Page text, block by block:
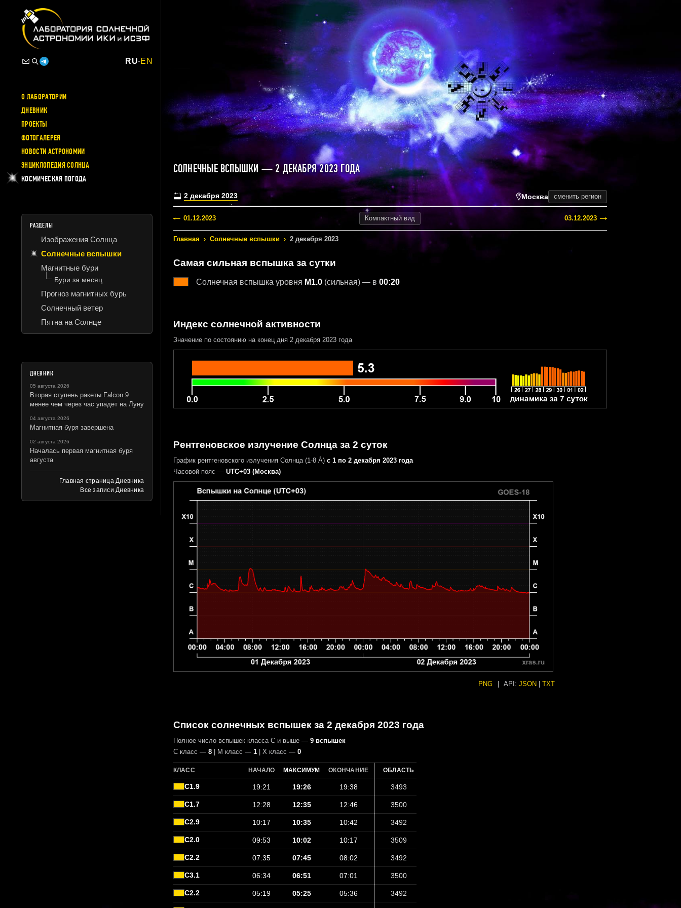
RU-EN
О ЛАБОРАТОРИИ
ДНЕВНИК
ПРОЕКТЫ
ФОТОГАЛЕРЕЯ
НОВОСТИ АСТРОНОМИИ
ЭНЦИКЛОПЕДИЯ СОЛНЦА
КОСМИЧЕСКАЯ ПОГОДА
РАЗДЕЛЫ
Изображения Солнца
Солнечные вспышки
Магнитные бури
Бури за месяц
Прогноз магнитных бурь
Солнечный ветер
Пятна на Солнце
ДНЕВНИК
05 августа 2026
Вторая ступень ракеты Falcon 9
менее чем через час упадет на Луну
04 августа 2026
Магнитная буря завершена
02 августа 2026
Началась первая магнитная буря
августа
Главная страница Дневника
Все записи Дневника
СОЛНЕЧНЫЕ ВСПЫШКИ — 2 ДЕКАБРЯ 2023 ГОДА
2 декабря 2023 Москва сменить регион
01.12.2023 Компактный вид 03.12.2023
Главная › Солнечные вспышки › 2 декабря 2023
Самая сильная вспышка за сутки
Солнечная вспышка уровня M1.0(сильная) — в 00:20
Индекс солнечной активности
Значение по состоянию на конец дня 2 декабря 2023 года
Рентгеновское излучение Солнца за 2 суток
График рентгеновского излучения Солнца (1-8 Å) с 1 по 2 декабря 2023 года
Часовой пояс — UTC+03 (Москва)
PNG API: JSON TXT
Список солнечных вспышек за 2 декабря 2023 года
Полное число вспышек класса C и выше — 9 вспышек
С класс — 8| М класс — 1| X класс — 0
КЛАСС НАЧАЛО МАКСИМУМ ОКОНЧАНИЕ ОБЛАСТЬ
C1.9 19:21 19:26 19:38 3493
C1.7 12:28 12:35 12:46 3500
C2.9 10:17 10:35 10:42 3492
C2.0 09:53 10:02 10:17 3509
C2.2 07:35 07:45 08:02 3492
C3.1 06:34 06:51 07:01 3500
C2.2 05:19 05:25 05:36 3492